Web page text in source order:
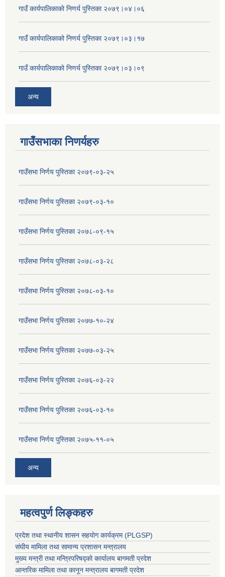
गाउँ कार्यपालिकाको निणर्य पुस्तिका २०७९।०४।०६
गाउँ कार्यपालिकाको निणर्य पुस्तिका २०७९।०३।१७
गाउँ कार्यपालिकाको निणर्य पुस्तिका २०७९।०३।०९
अन्य
गाउँसभाका निणर्यहरु
गाउँसभा निर्णय पुस्तिका २०७९-०३-२५
गाउँसभा निर्णय पुस्तिका २०७९-०३-१०
गाउँसभा निर्णय पुस्तिका २०७८-०९-१५
गाउँसभा निर्णय पुस्तिका २०७८-०३-२८
गाउँसभा निर्णय पुस्तिका २०७८-०३-१०
गाउँसभा निर्णय पुस्तिका २०७७-१०-२४
गाउँसभा निर्णय पुस्तिका २०७७-०३-२५
गाउँसभा निर्णय पुस्तिका २०७६-०३-२२
गाउँसभा निर्णय पुस्तिका २०७६-०३-१०
गाउँसभा निर्णय पुस्तिका २०७५-११-०५
अन्य
महत्वपुर्ण लिङ्कहरु
प्रदेश तथा स्थानीय शासन सहयाेग कार्यक्रम (PLGSP)
संघीय मामिला तथा सामान्य प्रशासन मन्त्रालय
मुख्य मन्त्री तथा मन्त्रिपरिषद्को कार्यालय बागमती प्रदेश
आन्तरिक मामिला तथा कानून मन्त्रालय बागमती प्रदेश